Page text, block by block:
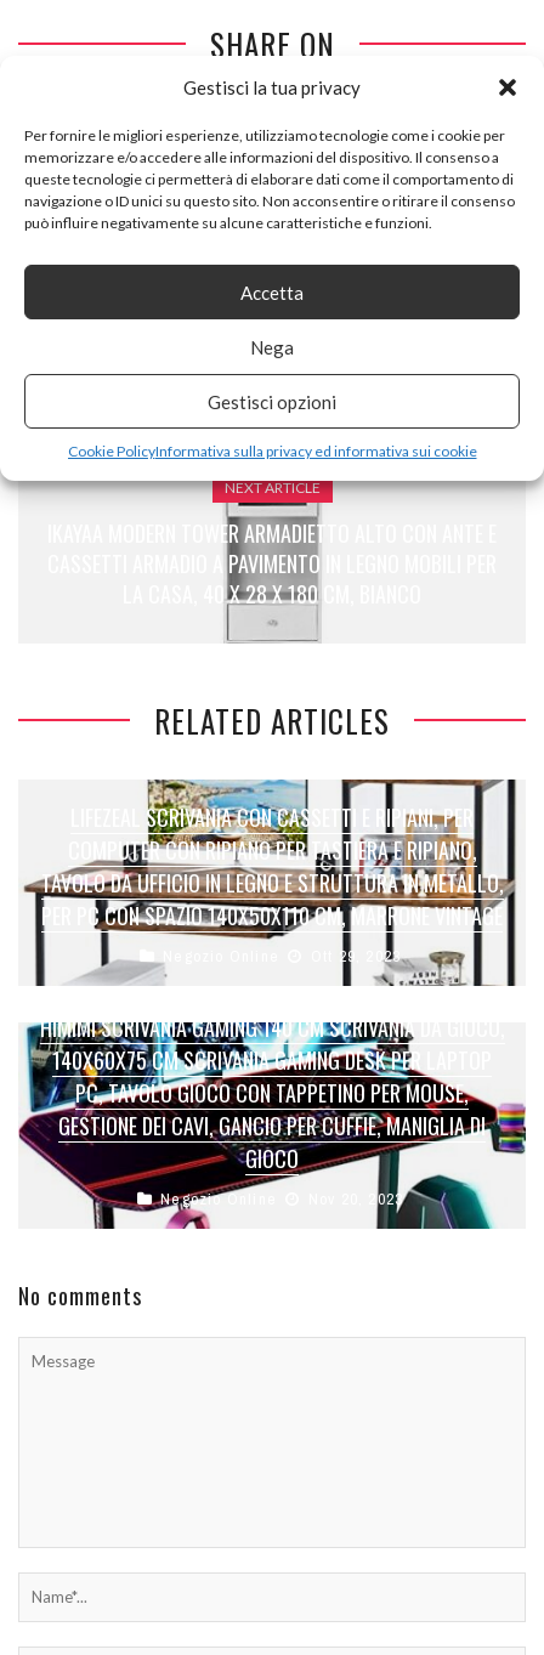
Gestisci la tua privacy
Per fornire le migliori esperienze, utilizziamo tecnologie come i cookie per
memorizzare e/o accedere alle informazioni del dispositivo. Il consenso a
queste tecnologie ci permetterà di elaborare dati come il comportamento di
navigazione o ID unici su questo sito. Non acconsentire o ritirare il consenso
può influire negativamente su alcune caratteristiche e funzioni.
Accetta
Nega
Gestisci opzioni
Cookie PolicyInformativa sulla privacy ed informativa sui cookie
SHARE ON
HOME INNOVATION- SCAFFALE LIBRERIA – DIVISORI
DESIGN SALON-SALLE A MANGIARE, NERO MATE,
DIMENSIONI: 68,5 X 161 X 25 CM DI PROFONDITÀ.
NEXT ARTICLE
IKAYAA MODERN TOWER ARMADIETTO ALTO CON ANTE E
CASSETTI ARMADIO A PAVIMENTO IN LEGNO MOBILI PER
LA CASA, 40 X 28 X 180 CM, BIANCO
RELATED ARTICLES
LIFEZEAL SCRIVANIA CON CASSETTI E RIPIANI, PER
COMPUTER CON RIPIANO PER TASTIERA E RIPIANO,
TAVOLO DA UFFICIO IN LEGNO E STRUTTURA IN METALLO,
PER PC CON SPAZIO 140X50X110 CM, MARRONE VINTAGE
Ott 29, 2023
HIMIMI SCRIVANIA GAMING 140 CM SCRIVANIA DA GIOCO,
140X60X75 CM SCRIVANIA GAMING DESK PER LAPTOP
PC, TAVOLO GIOCO CON TAPPETINO PER MOUSE,
GESTIONE DEI CAVI, GANCIO PER CUFFIE, MANIGLIA DI
GIOCO
Negozio Online Nov 20, 2023
No comments